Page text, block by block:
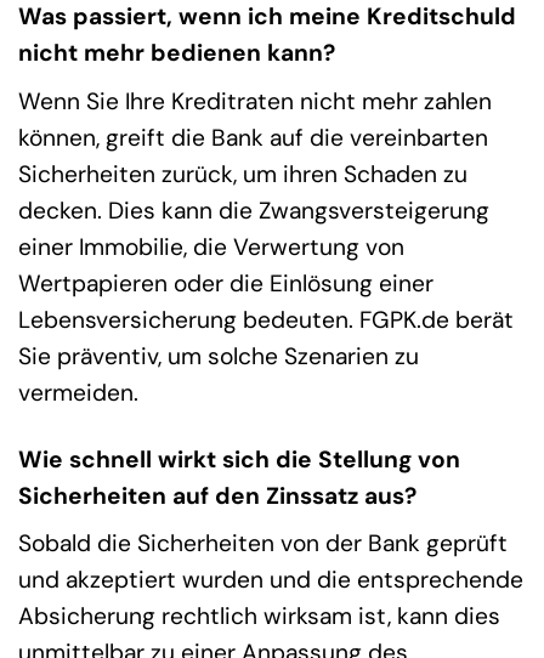
Was passiert, wenn ich meine Kreditschuld
nicht mehr bedienen kann?
Wenn Sie Ihre Kreditraten nicht mehr zahlen
können, greift die Bank auf die vereinbarten
Sicherheiten zurück, um ihren Schaden zu
decken. Dies kann die Zwangsversteigerung
einer Immobilie, die Verwertung von
Wertpapieren oder die Einlösung einer
Lebensversicherung bedeuten. FGPK.de berät
Sie präventiv, um solche Szenarien zu
vermeiden.
Wie schnell wirkt sich die Stellung von
Sicherheiten auf den Zinssatz aus?
Sobald die Sicherheiten von der Bank geprüft
und akzeptiert wurden und die entsprechende
Absicherung rechtlich wirksam ist, kann dies